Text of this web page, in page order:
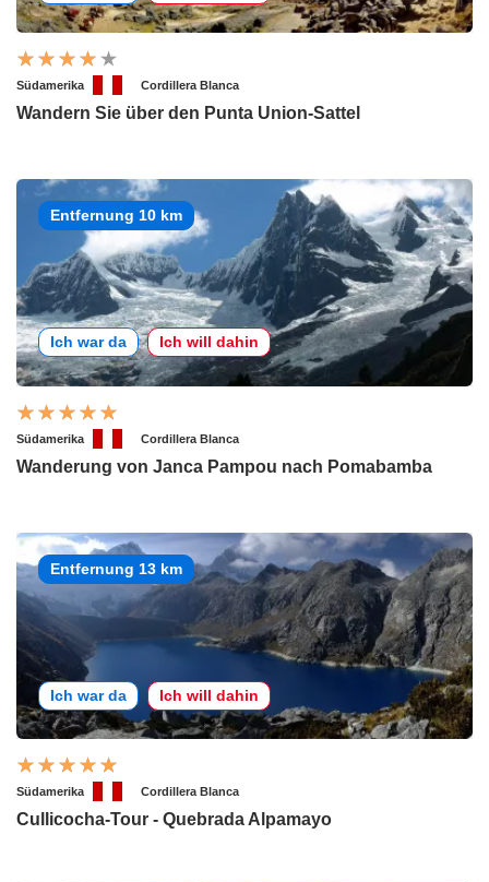
Südamerika Cordillera Blanca
Wandern Sie über den Punta Union-Sattel
Entfernung 10 km
Ich war da Ich will dahin
Südamerika Cordillera Blanca
Wanderung von Janca Pampou nach Pomabamba
Entfernung 13 km
Ich war da Ich will dahin
Südamerika Cordillera Blanca
Cullicocha-Tour - Quebrada Alpamayo